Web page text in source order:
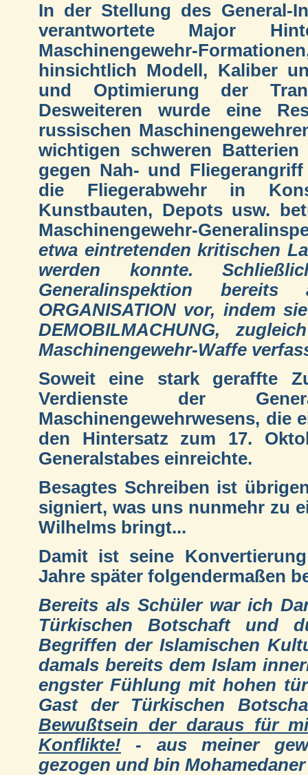
In der Stellung des General-
verantwortete Major
Maschinengewehr-
hinsichtlich Modell, Kaliber
und Optimierung der
Desweiteren wurde eine
russischen
wichtigen schweren
gegen Nah- und
die Fliegerabwehr in
Kunstbauten, Depots usw.
Maschinengewehr-
etwa eintretenden kritischen
werden konnte.
Generalinspektion
ORGANISATION vor, indem
DEMOBILMACHUNG,
Maschinengewehr-Waffe
Soweit eine stark geraffte
Verdienste der
Maschinengewehrwesens, die
den Hintersatz zum 17.
Generalstabes einreichte.
Besagtes Schreiben ist
signiert, was uns nunmehr zu
Wilhelms bringt...
Damit ist seine
Jahre später folgendermaßen
Bereits als Schüler war ich
Türkischen Botschaft und
Begriffen der Islamischen
damals bereits dem Islam
engster Fühlung mit hohen
Gast der Türkischen
Bewußtsein der daraus für
Konflikte! - aus meiner
gezogen und bin